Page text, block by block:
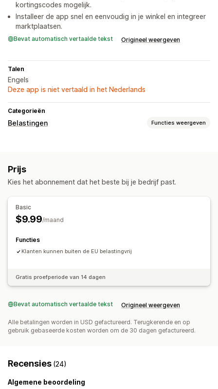
kortingscodes mogelijk.
Installeer de app snel en eenvoudig in je winkel en integreer
marktplaatsen.
Bevat automatisch vertaalde tekst Origineel weergeven
Talen
Engels
Deze app is niet vertaald in het Nederlands
Categorieën
Belastingen Functies weergeven
Registratie
Prijs
Kies het abonnement dat het beste bij je bedrijf past.
Basic
$9.99/maand
Functies
Klanten kunnen buiten de EU belastingvrij
Gratis proefperiode van 14 dagen
Bevat automatisch vertaalde tekst Origineel weergeven
Alle betalingen worden in USD gefactureerd. Terugkerende en op
gebruik gebaseerde kosten worden om de 30 dagen gefactureerd.
Recensies (24)
Algemene beoordeling